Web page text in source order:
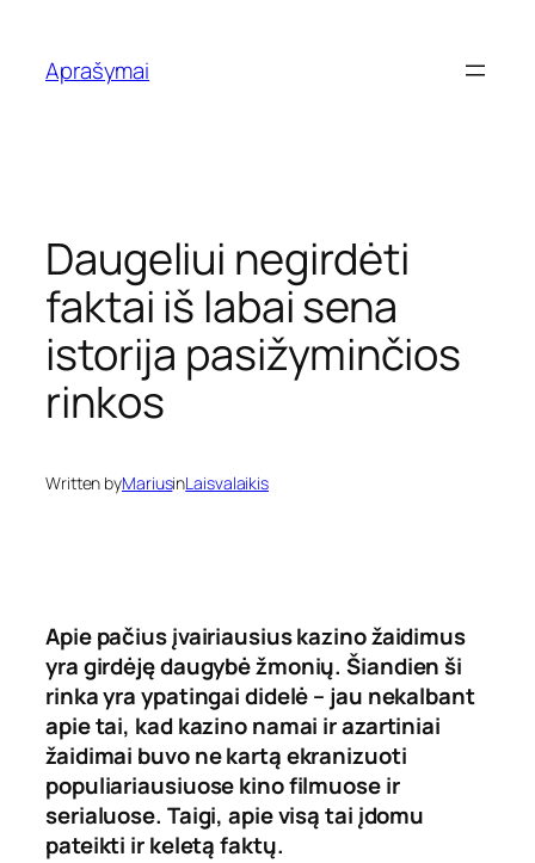
turinio
Aprašymai
Daugeliui negirdėti
faktai iš labai sena
istorija pasižyminčios
rinkos
Written byMariusinLaisvalaikis
Apie pačius įvairiausius kazino žaidimus
yra girdėję daugybė žmonių. Šiandien ši
rinka yra ypatingai didelė – jau nekalbant
apie tai, kad kazino namai ir azartiniai
žaidimai buvo ne kartą ekranizuoti
populiariausiuose kino filmuose ir
serialuose. Taigi, apie visą tai įdomu
pateikti ir keletą faktų.